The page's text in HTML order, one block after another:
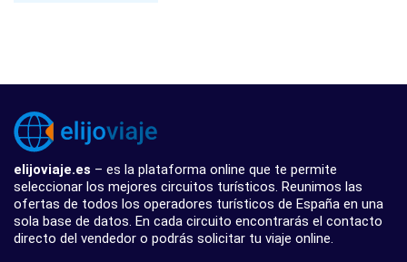
elijoviaje.es – es la plataforma online que te permite
seleccionar los mejores circuitos turísticos. Reunimos las
ofertas de todos los operadores turísticos de España en una
sola base de datos. En cada circuito encontrarás el contacto
directo del vendedor o podrás solicitar tu viaje online.